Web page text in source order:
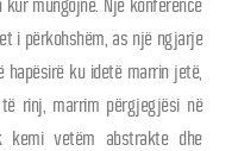
i përkohshëm, as një ngjarje
ku idetë marrin jetë,
rinj, marrim përgjegjësi në
kemi vetëm abstrakte dhe